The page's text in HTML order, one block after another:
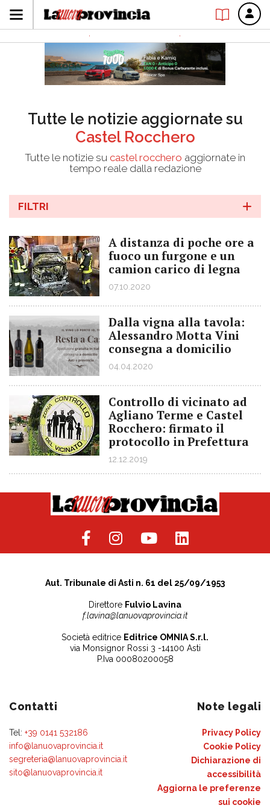
Tutte le notizie aggiornate su
Castel Rocchero
Tutte le notizie su castel rocchero aggiornate in
tempo reale dalla redazione
FILTRI
A distanza di poche ore a
fuoco un furgone e un
camion carico di legna
07.10.2020
Dalla vigna alla tavola:
Alessandro Motta Vini
consegna a domicilio
04.04.2020
Controllo di vicinato ad
Agliano Terme e Castel
Rocchero: firmato il
protocollo in Prefettura
12.12.2019
Aut. Tribunale di Asti n. 61 del 25/09/1953
Direttore Fulvio Lavina
f.lavina@lanuovaprovincia.it
Società editrice Editrice OMNIA S.r.l.
via Monsignor Rossi 3 -14100 Asti
P.Iva 00080200058
Contatti
Tel: +39 0141 532186
info@lanuovaprovincia.it
segreteria@lanuovaprovincia.it
sito@lanuovaprovincia.it
Note legali
Privacy Policy
Cookie Policy
Dichiarazione di
accessibilità
Aggiorna le preferenze
sui cookie